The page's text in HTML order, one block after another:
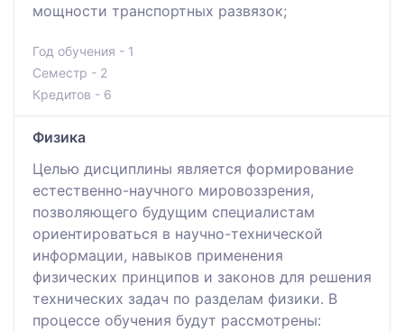
мощности транспортных развязок;
Год обучения - 1
Семестр - 2
Кредитов - 6
Физика
Целью дисциплины является формирование
естественно-научного мировоззрения,
позволяющего будущим специалистам
ориентироваться в научно-технической
информации, навыков применения
физических принципов и законов для решения
технических задач по разделам физики. В
процессе обучения будут рассмотрены: